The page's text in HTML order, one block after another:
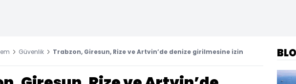
Güvenlik
Trabzon, Giresun, Rize ve Artvin’de denize girilmesine izin